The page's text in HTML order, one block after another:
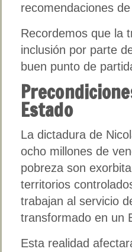
recomendaciones
Recordemos que la
inclusión por parte
buen punto de
Estado
La dictadura de
ocho millones de
pobreza son
territorios
trabajan al servicio
transformado en un
Esta realidad